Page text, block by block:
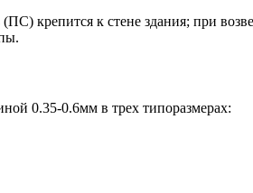
крепится к стене здания; при
0.35-0.6мм в трех типоразмерах: